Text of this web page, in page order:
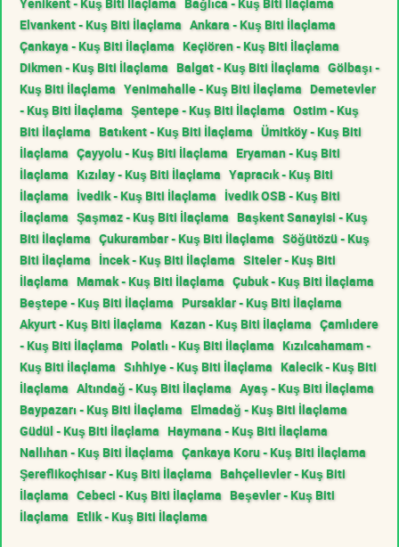
Elvankent - Kuş Biti İlaçlama Ankara - Kuş Biti İlaçlama
Çankaya - Kuş Biti İlaçlama Keçiören - Kuş Biti İlaçlama
Dikmen - Kuş Biti İlaçlama Balgat - Kuş Biti İlaçlama Gölbaşı -
Kuş Biti İlaçlama Yenimahalle - Kuş Biti İlaçlama Demetevler
- Kuş Biti İlaçlama Şentepe - Kuş Biti İlaçlama Ostim - Kuş
Biti İlaçlama Batıkent - Kuş Biti İlaçlama Ümitköy - Kuş Biti
İlaçlama Çayyolu - Kuş Biti İlaçlama Eryaman - Kuş Biti
İlaçlama Kızılay - Kuş Biti İlaçlama Yapracık - Kuş Biti
İlaçlama İvedik - Kuş Biti İlaçlama İvedik OSB - Kuş Biti
İlaçlama Şaşmaz - Kuş Biti İlaçlama Başkent Sanayisi - Kuş
Biti İlaçlama Çukurambar - Kuş Biti İlaçlama Söğütözü - Kuş
Biti İlaçlama İncek - Kuş Biti İlaçlama Siteler - Kuş Biti
İlaçlama Mamak - Kuş Biti İlaçlama Çubuk - Kuş Biti İlaçlama
Beştepe - Kuş Biti İlaçlama Pursaklar - Kuş Biti İlaçlama
Akyurt - Kuş Biti İlaçlama Kazan - Kuş Biti İlaçlama Çamlıdere
- Kuş Biti İlaçlama Polatlı - Kuş Biti İlaçlama Kızılcahamam -
Kuş Biti İlaçlama Sıhhiye - Kuş Biti İlaçlama Kalecik - Kuş Biti
İlaçlama Altındağ - Kuş Biti İlaçlama Ayaş - Kuş Biti İlaçlama
Baypazarı - Kuş Biti İlaçlama Elmadağ - Kuş Biti İlaçlama
Güdül - Kuş Biti İlaçlama Haymana - Kuş Biti İlaçlama
Nallıhan - Kuş Biti İlaçlama Çankaya Koru - Kuş Biti İlaçlama
Şereflikoçhisar - Kuş Biti İlaçlama Bahçelievler - Kuş Biti
İlaçlama Cebeci - Kuş Biti İlaçlama Beşevler - Kuş Biti
İlaçlama Etlik - Kuş Biti İlaçlama